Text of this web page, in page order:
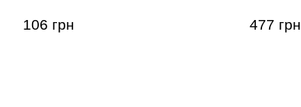
106 грн 477 грн